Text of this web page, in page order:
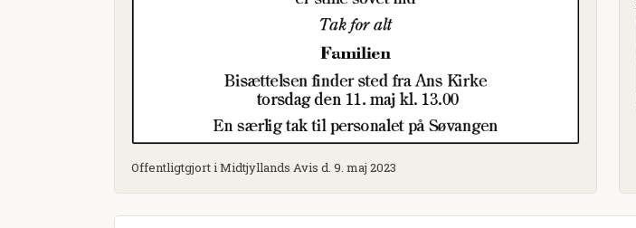
Offentligtgjort i Midtjyllands Avis d. 9. maj 2023